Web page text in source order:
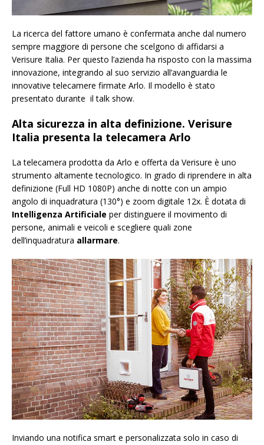
La ricerca del fattore umano è confermata anche dal numero
sempre maggiore di persone che scelgono di affidarsi a
Verisure Italia. Per questo l’azienda ha risposto con la massima
innovazione, integrando al suo servizio all’avanguardia le
innovative telecamere firmate Arlo. Il modello è stato
presentato durante il talk show.
Alta sicurezza in alta definizione. Verisure
Italia presenta la telecamera Arlo
La telecamera prodotta da Arlo e offerta da Verisure è uno
strumento altamente tecnologico. In grado di riprendere in alta
definizione (Full HD 1080P) anche di notte con un ampio
angolo di inquadratura (130°) e zoom digitale 12x. È dotata di
Intelligenza Artificiale per distinguere il movimento di
persone, animali e veicoli e scegliere quali zone
dell’inquadratura allarmare.
Inviando una notifica smart e personalizzata solo in caso di